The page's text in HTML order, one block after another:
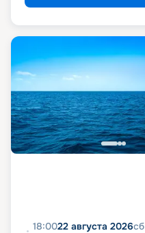
18:0022 августа 2026сб